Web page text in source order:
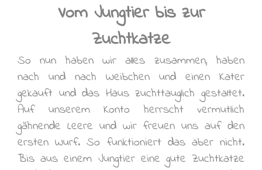
Vom Jungtier bis zur
Zuchtkatze
So nun haben wir alles zusammen, haben
nach und nach Weibchen und einen Kater
gekauft und das Haus zuchttauglich gestaltet.
Auf unserem Konto herrscht vermutlich
gähnende Leere und wir freuen uns auf den
ersten Wurf. So funktioniert das aber nicht.
Bis aus einem Jungtier eine gute Zuchtkatze